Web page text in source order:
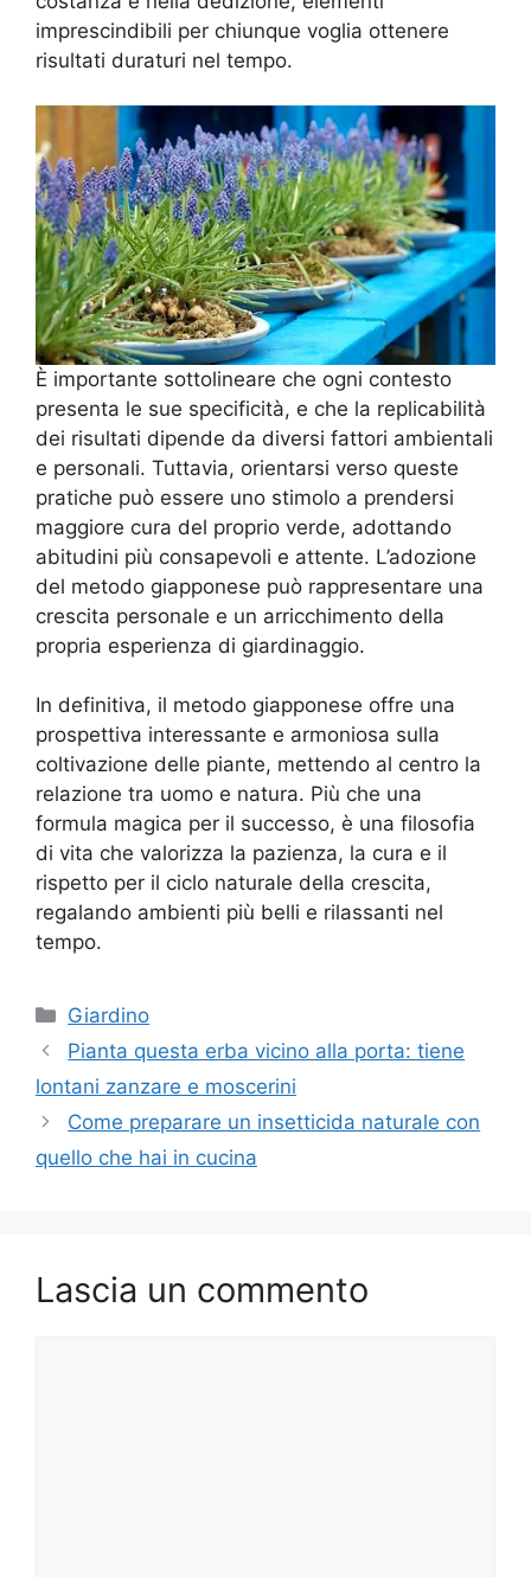
imprescindibili per chiunque voglia ottenere
risultati duraturi nel tempo.
È importante sottolineare che ogni contesto
presenta le sue specificità, e che la replicabilità
dei risultati dipende da diversi fattori ambientali
e personali. Tuttavia, orientarsi verso queste
pratiche può essere uno stimolo a prendersi
maggiore cura del proprio verde, adottando
abitudini più consapevoli e attente. L’adozione
del metodo giapponese può rappresentare una
crescita personale e un arricchimento della
propria esperienza di giardinaggio.
In definitiva, il metodo giapponese offre una
prospettiva interessante e armoniosa sulla
coltivazione delle piante, mettendo al centro la
relazione tra uomo e natura. Più che una
formula magica per il successo, è una filosofia
di vita che valorizza la pazienza, la cura e il
rispetto per il ciclo naturale della crescita,
regalando ambienti più belli e rilassanti nel
tempo.
Categorie
Giardino
Pianta questa erba vicino alla porta: tiene
lontani zanzare e moscerini
Come preparare un insetticida naturale con
quello che hai in cucina
Lascia un commento